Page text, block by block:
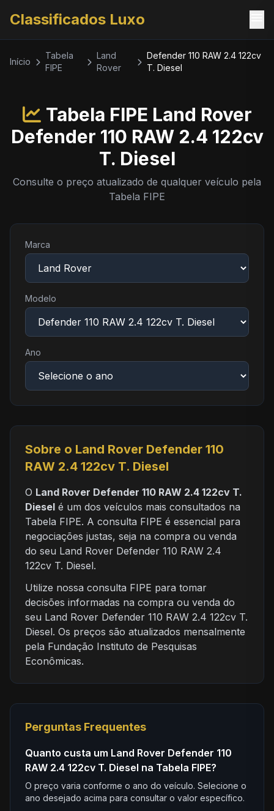
Classificados Luxo
Início
Tabela
FIPE
Land
Rover
Defender 110 RAW 2.4 122cv
T. Diesel
Tabela FIPE Land Rover
Defender 110 RAW 2.4 122cv
T. Diesel
Consulte o preço atualizado de qualquer veículo pela
Tabela FIPE
Marca
Modelo
Ano
Sobre o Land Rover Defender 110
RAW 2.4 122cv T. Diesel
O Land Rover Defender 110 RAW 2.4 122cv T.
Diesel é um dos veículos mais consultados na
Tabela FIPE. A consulta FIPE é essencial para
negociações justas, seja na compra ou venda
do seu Land Rover Defender 110 RAW 2.4
122cv T. Diesel.
Utilize nossa consulta FIPE para tomar
decisões informadas na compra ou venda do
seu Land Rover Defender 110 RAW 2.4 122cv T.
Diesel. Os preços são atualizados mensalmente
pela Fundação Instituto de Pesquisas
Econômicas.
Perguntas Frequentes
Quanto custa um Land Rover Defender 110
RAW 2.4 122cv T. Diesel na Tabela FIPE?
O preço varia conforme o ano do veículo. Selecione o
ano desejado acima para consultar o valor específico.